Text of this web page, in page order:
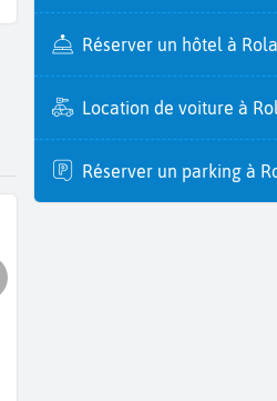
Réserver un hôtel à
Location de voiture à
Réserver un parking à